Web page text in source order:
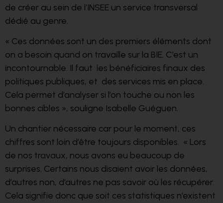
de créer au sein de l’INSEE un service transversal
dédié au genre.
« Ces données sont un des premiers éléments dont
on a besoin quand on travaille sur la BIE. C’est un
incontournable. Il faut les bénéficiaires finaux des
politiques publiques, et des services mis en place.
Cela permet d’analyser si l’on touche ou non les
bonnes cibles », souligne Isabelle Guéguen.
Un chantier nécessaire car pour le moment, ces
chiffres sont loin d’être toujours disponibles. « Lors
de nos travaux, nous avons eu beaucoup de
surprises. Certains nous disaient avoir les données,
d’autres non, d’autres ne pas savoir où les récupérer.
Cela signifie donc que soit ces statistiques n’existent